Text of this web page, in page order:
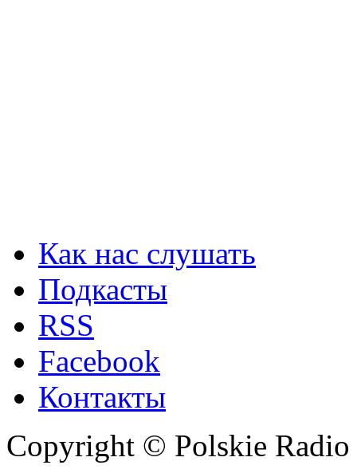
Как нас слушать
Подкасты
RSS
Facebook
Контакты
Copyright © Polskie